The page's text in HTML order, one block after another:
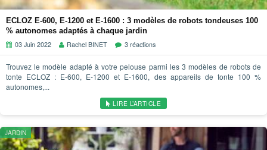
ECLOZ E-600, E-1200 et E-1600 : 3 modèles de robots tondeuses 100
% autonomes adaptés à chaque jardin
03 Juin 2022
Rachel BINET 3 réactions
Trouvez le modèle adapté à votre pelouse parmi les 3 modèles de robots de
tonte ECLOZ : E-600, E-1200 et E-1600, des appareils de tonte 100 %
autonomes,...
LIRE L’ARTICLE
JARDIN